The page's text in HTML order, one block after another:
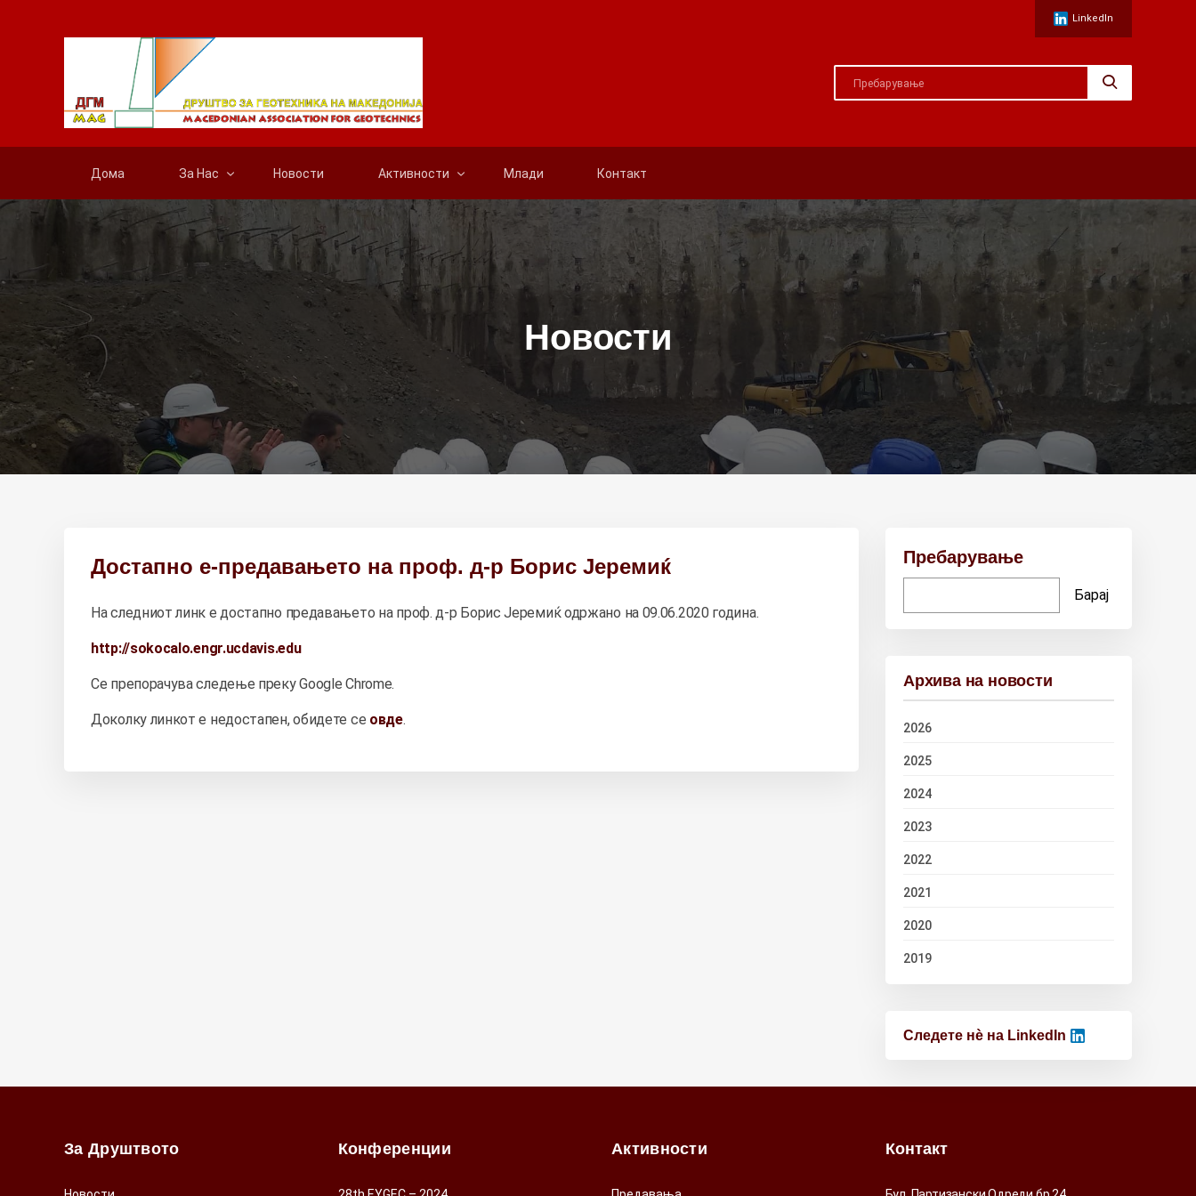
LinkedIn
Дома За Нас Новости Активности Млади Контакт
Новости
Достапно е-предавањето на проф. д-р Борис Јеремиќ
На следниот линк е достапно предавањето на проф. д-р Борис Јеремиќ одржано на 09.06.2020 година.
http://sokocalo.engr.ucdavis.edu
Се препорачува следење преку Google Chrome.
Доколку линкот е недостапен, обидете се овде.
Пребарување
Барај
Архива на новости
2026
2025
2024
2023
2022
2021
2020
2019
Следете нѐ на LinkedIn
За Друштвото Конференции Активности Контакт